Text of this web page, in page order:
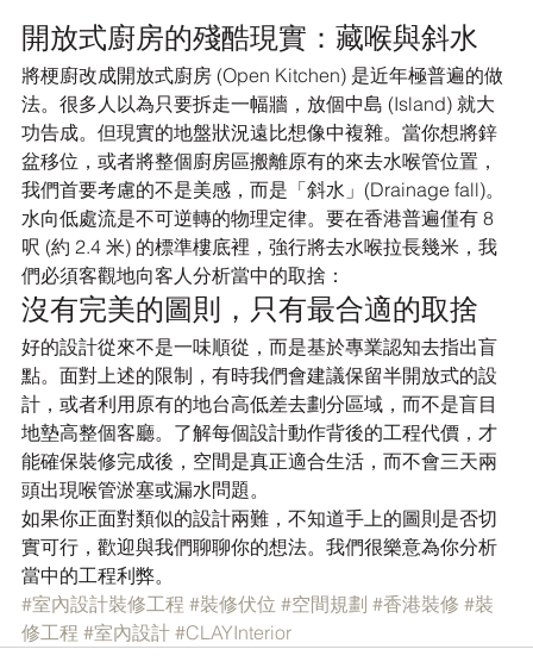
開放式廚房的殘酷現實：藏喉與斜水
將梗廚改成開放式廚房 (Open Kitchen) 是近年極普遍的做
法。很多人以為只要拆走一幅牆，放個中島 (Island) 就大
功告成。但現實的地盤狀況遠比想像中複雜。當你想將鋅
盆移位，或者將整個廚房區搬離原有的來去水喉管位置，
我們首要考慮的不是美感，而是「斜水」(Drainage fall)。
水向低處流是不可逆轉的物理定律。要在香港普遍僅有 8
呎 (約 2.4 米) 的標準樓底裡，強行將去水喉拉長幾米，我
們必須客觀地向客人分析當中的取捨：
沒有完美的圖則，只有最合適的取捨
好的設計從來不是一味順從，而是基於專業認知去指出盲
點。面對上述的限制，有時我們會建議保留半開放式的設
計，或者利用原有的地台高低差去劃分區域，而不是盲目
地墊高整個客廳。了解每個設計動作背後的工程代價，才
能確保裝修完成後，空間是真正適合生活，而不會三天兩
頭出現喉管淤塞或漏水問題。
如果你正面對類似的設計兩難，不知道手上的圖則是否切
實可行，歡迎與我們聊聊你的想法。我們很樂意為你分析
當中的工程利弊。
#室內設計裝修工程 #裝修伏位 #空間規劃 #香港裝修 #裝
修工程 #室內設計 #CLAYInterior